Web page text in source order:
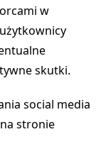
w
skutki.
social media
stronie